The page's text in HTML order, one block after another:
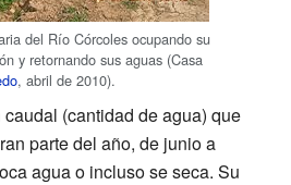
del Río Córcoles ocupando su
y retornando sus aguas (Casa
, abril de 2010).
(cantidad de agua) que
parte del año, de junio a
agua o incluso se seca. Su